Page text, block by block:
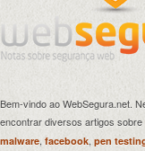
Bem-vindo ao WebSegura.net.
encontrar diversos artigos sobre
malware, facebook, pen